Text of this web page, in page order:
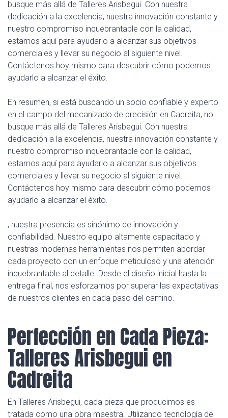
busque más allá de Talleres Arisbegui. Con nuestra
dedicación a la excelencia, nuestra innovación constante y
nuestro compromiso inquebrantable con la calidad,
estamos aquí para ayudarlo a alcanzar sus objetivos
comerciales y llevar su negocio al siguiente nivel.
Contáctenos hoy mismo para descubrir cómo podemos
ayudarlo a alcanzar el éxito.
En resumen, si está buscando un socio confiable y experto
en el campo del mecanizado de precisión en Cadreita, no
busque más allá de Talleres Arisbegui. Con nuestra
dedicación a la excelencia, nuestra innovación constante y
nuestro compromiso inquebrantable con la calidad,
estamos aquí para ayudarlo a alcanzar sus objetivos
comerciales y llevar su negocio al siguiente nivel.
Contáctenos hoy mismo para descubrir cómo podemos
ayudarlo a alcanzar el éxito.
, nuestra presencia es sinónimo de innovación y
confiabilidad. Nuestro equipo altamente capacitado y
nuestras modernas herramientas nos permiten abordar
cada proyecto con un enfoque meticuloso y una atención
inquebrantable al detalle. Desde el diseño inicial hasta la
entrega final, nos esforzamos por superar las expectativas
de nuestros clientes en cada paso del camino.
Perfección en Cada Pieza:
Talleres Arisbegui en
Cadreita
En Talleres Arisbegui, cada pieza que producimos es
tratada como una obra maestra. Utilizando tecnología de